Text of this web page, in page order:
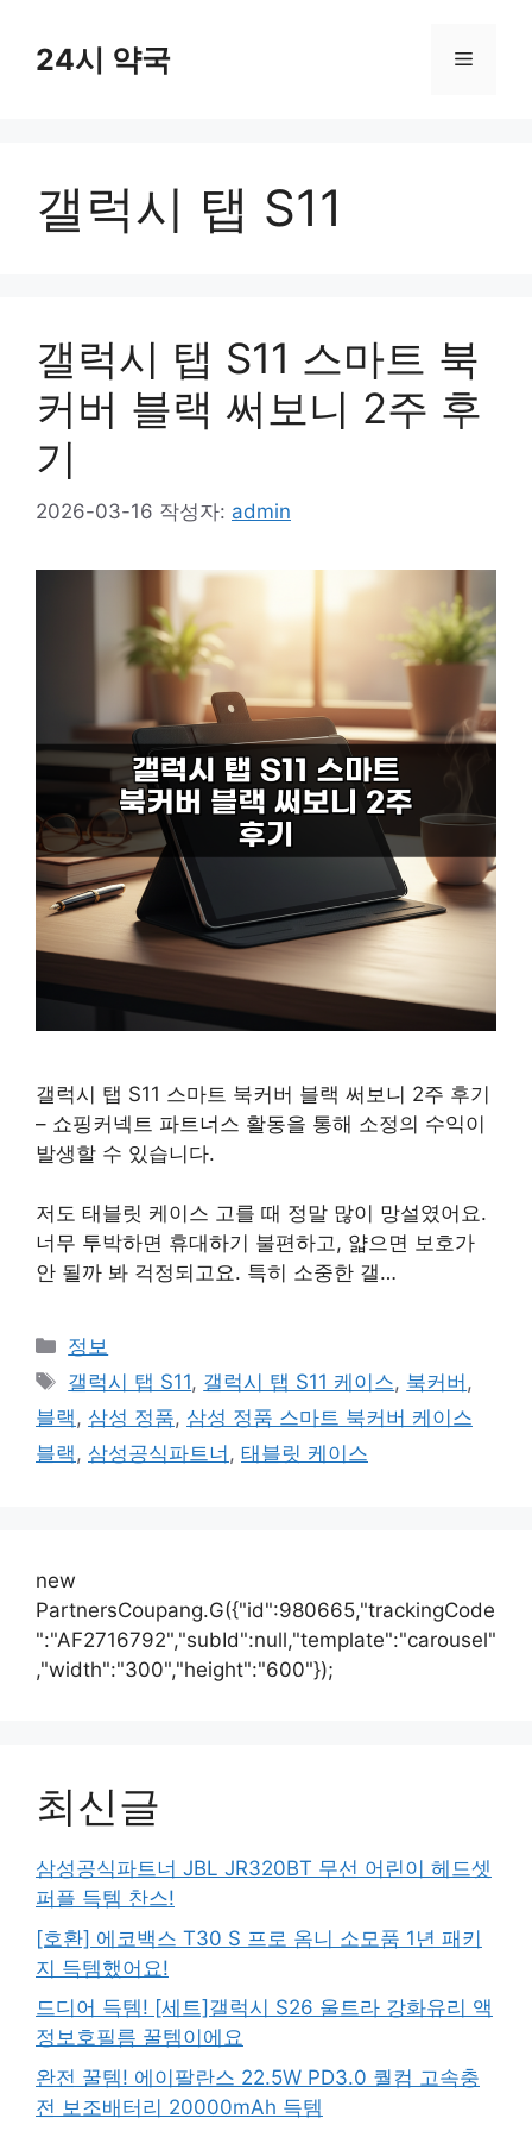
24시 약국 메
갤럭시 탭 S11
갤럭시 탭 S11 스마트 북
커버 블랙 써보니 2주 후
기
2026-03-16 작성자: admin
갤럭시 탭 S11 스마트 북커버 블랙 써보니 2주 후기
– 쇼핑커넥트 파트너스 활동을 통해 소정의 수익이
발생할 수 있습니다.
저도 태블릿 케이스 고를 때 정말 많이 망설였어요.
너무 투박하면 휴대하기 불편하고, 얇으면 보호가
안 될까 봐 걱정되고요. 특히 소중한 갤…
카
테
리
정보
태
그
갤럭시 탭 S11, 갤럭시 탭 S11 케이스, 북커버 ,
블랙, 삼성 정품, 삼성 정품 스마트 북커버 케이스
블랙, 삼성공식파트너 , 태블릿 케이스
new
PartnersCoupang.G({"id":980665,"trackingCode
":"AF2716792","subId":null,"template":"carousel"
,"width":"300","height":"600"});
최신글
삼성공식파트너 JBL JR320BT 무선 어린이 헤드셋
퍼플 득템 찬스!
[호환] 에코백스 T30 S 프로 옴니 소모품 1년 패키
지 득템했어요!
드디어 득템! [세트]갤럭시 S26 울트라 강화유리 액
정보호필름 꿀템이에요
완전 꿀템! 에이팔란스 22.5W PD3.0 퀄컴 고속충
전 보조배터리 20000mAh 득템